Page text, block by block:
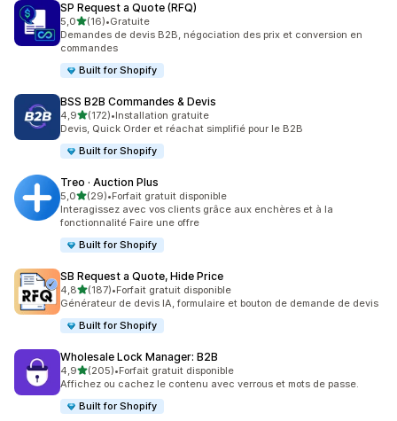
SP Request a Quote (RFQ)
5,0étoile(s) sur 5
(16)
16 avis au total
•Gratuite
Demandes de devis B2B, négociation des prix et conversion en
commandes
Built for Shopify
BSS B2B Commandes & Devis
4,9étoile(s) sur 5
(172)
172 avis au total
•Installation gratuite
Devis, Quick Order et réachat simplifié pour le B2B
Built for Shopify
Treo · Auction Plus
5,0étoile(s) sur 5
(29)
29 avis au total
•Forfait gratuit disponible
Interagissez avec vos clients grâce aux enchères et à la
fonctionnalité Faire une offre
Built for Shopify
SB Request a Quote, Hide Price
4,8étoile(s) sur 5
(187)
187 avis au total
•Forfait gratuit disponible
Générateur de devis IA, formulaire et bouton de demande de devis
Built for Shopify
Wholesale Lock Manager: B2B
4,9étoile(s) sur 5
(205)
205 avis au total
•Forfait gratuit disponible
Affichez ou cachez le contenu avec verrous et mots de passe.
Built for Shopify